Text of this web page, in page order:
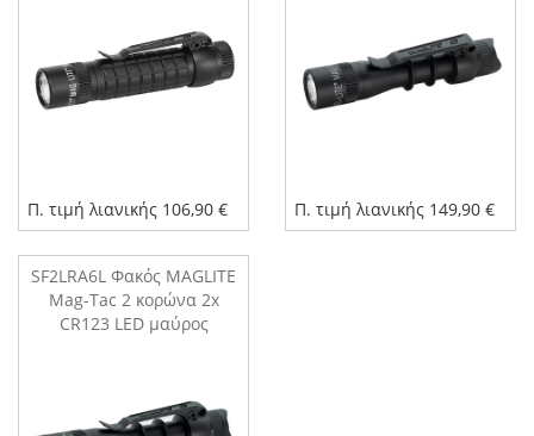
Π. τιμή λιανικής 106,90 € Π. τιμή λιανικής 149,90 €
SF2LRA6L Φακός MAGLITE
Mag-Tac 2 κορώνα 2x
CR123 LED μαύρος